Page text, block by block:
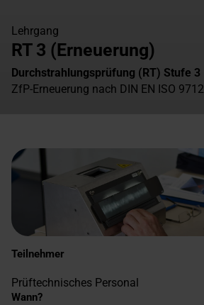
Lehrgang
RT 3 (Erneuerung)
Durchstrahlungsprüfung (RT) Stufe 3
ZfP-Erneuerung nach DIN EN ISO 9712
Teilnehmer
Prüftechnisches Personal
Wann?